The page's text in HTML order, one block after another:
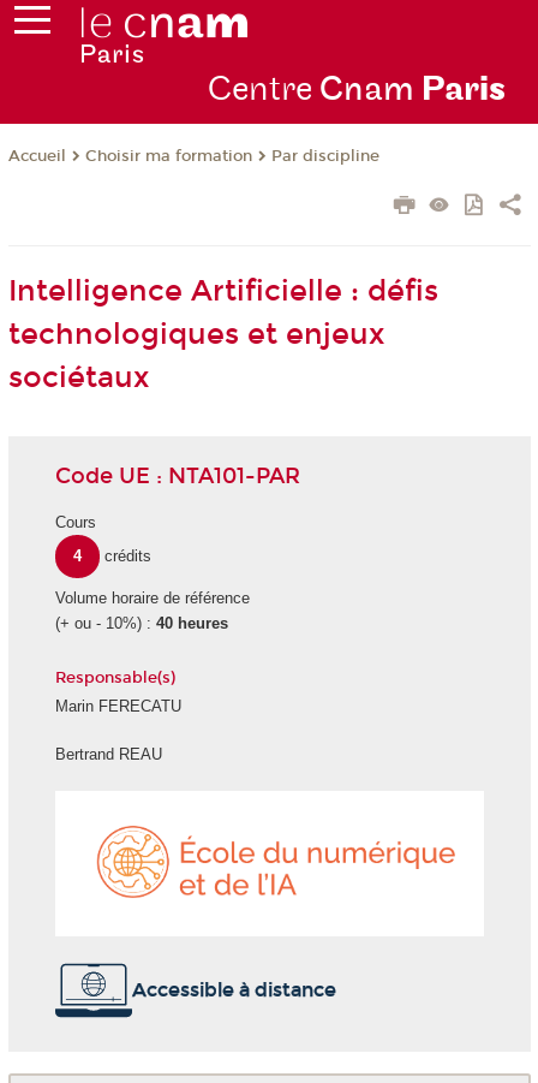
Centre Cnam Paris
Accueil Choisir ma formation Par discipline
Intelligence Artificielle : défis
technologiques et enjeux
sociétaux
Code UE : NTA101-PAR
Cours
4
crédits
Volume horaire de référence
(+ ou - 10%) : 40 heures
Responsable(s)
Marin FERECATU
Bertrand REAU
Accessible à distance